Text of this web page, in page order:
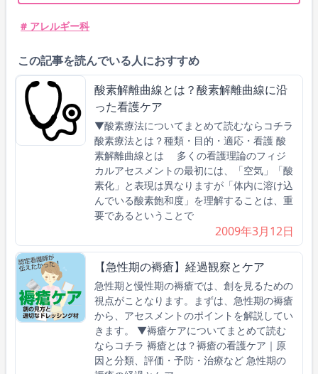
# アレルギー科
この記事を読んでいる人におすすめ
酸素解離曲線とは？酸素解離曲線に沿
った看護ケア
▼酸素療法についてまとめて読むならコチラ
酸素療法とは？種類・目的・適応・看護 酸
素解離曲線とは 多くの看護理論のフィジ
カルアセスメントの最初には、「空気」「酸
素化」と表現は異なりますが「体内に溶け込
んでいる酸素飽和度」を理解することは、重
要であるということで
2009年3月12日
【急性期の褥瘡】経過観察とケア
急性期と慢性期の褥瘡では、創を見るための
視点がことなります。まずは、急性期の褥瘡
から、アセスメントのポイントを解説してい
きます。 ▼褥瘡ケアについてまとめて読む
ならコチラ 褥瘡とは？褥瘡の看護ケア｜原
因と分類、評価・予防・治療など 急性期の